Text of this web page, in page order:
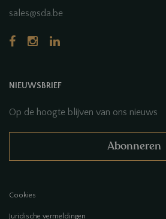
sales@sda.be
NIEUWSBRIEF
Op de hoogte blijven van ons nieuws
Abonneren
Cookies
Juridische vermeldingen